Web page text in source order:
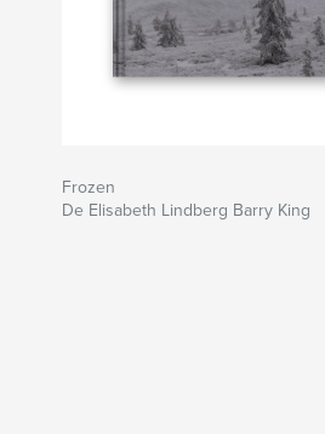
Frozen
De Elisabeth Lindberg Barry King